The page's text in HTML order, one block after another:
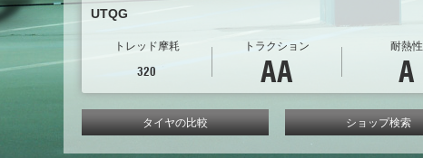
UTQG
トレッド摩耗
320
トラクション
AA
耐熱性
A
タイヤの比較 ショップ検索